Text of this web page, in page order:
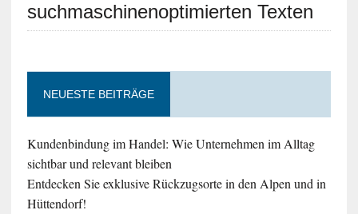
suchmaschinenoptimierten Texten
NEUESTE BEITRÄGE
Kundenbindung im Handel: Wie Unternehmen im Alltag
sichtbar und relevant bleiben
Entdecken Sie exklusive Rückzugsorte in den Alpen und in
Hüttendorf!